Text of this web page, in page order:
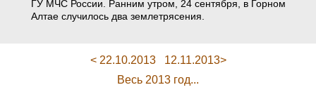
ГУ МЧС России. Ранним утром, 24 сентября, в Горном
Алтае случилось два землетрясения.
< 22.10.2013
12.11.2013>
Весь 2013 год...